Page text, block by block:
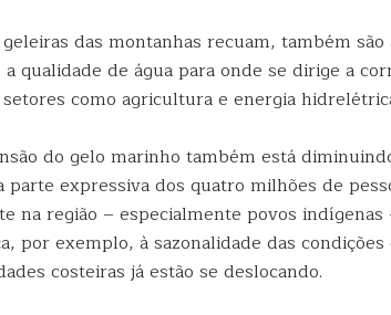
das montanhas recuam, também são
qualidade de água para onde se dirige a
como agricultura e energia
do gelo marinho também está
parte expressiva dos quatro milhões de
na região – especialmente povos indígenas
por exemplo, à sazonalidade das
costeiras já estão se deslocando.